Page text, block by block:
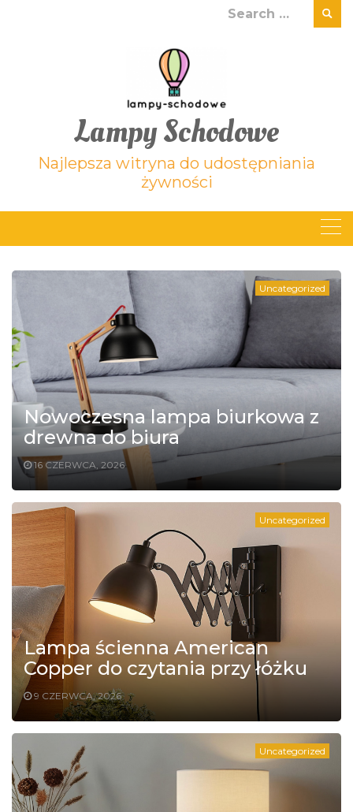
Search
Lampy Schodowe
Najlepsza witryna do udostępniania
żywności
Uncategorized
Nowoczesna lampa biurkowa z
drewna do biura
16 CZERWCA, 2026
Uncategorized
Lampa ścienna American
Copper do czytania przy łóżku
9 CZERWCA, 2026
Uncategorized